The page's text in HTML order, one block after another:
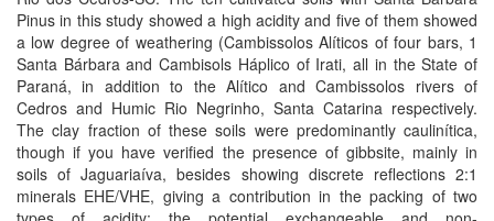
Pinus in this study showed a high acidity and five of them showed
a low degree of weathering (Cambissolos Alíticos of four bars, 1
Santa Bárbara and Cambisols Háplico of Irati, all in the State of
Paraná, in addition to the Alítico and Cambissolos rivers of
Cedros and Humic Rio Negrinho, Santa Catarina respectively.
The clay fraction of these soils were predominantly caulinítica,
though if you have verified the presence of gibbsite, mainly in
soils of Jaguariaíva, besides showing discrete reflections 2:1
minerals EHE/VHE, giving a contribution in the packing of two